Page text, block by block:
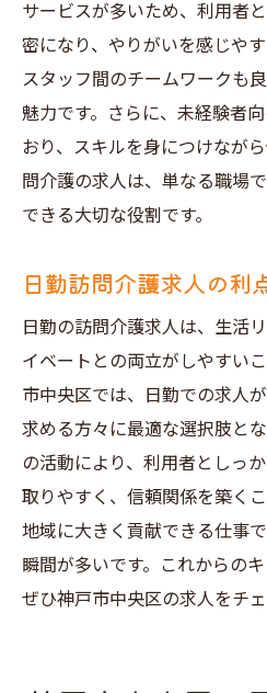
神戸市中央区での地
訪問介護の求人がも
地域の声を反映した
地域密着型の訪問介
サービスが多いため、利用者
密になり、やりがいを感じや
スタッフ間のチームワークも
魅力です。さらに、未経験者
おり、スキルを身につけなが
問介護の求人は、単なる職場
できる大切な役割です。
日勤訪問介護求人の利
日勤の訪問介護求人は、生活
イベートとの両立がしやすい
市中央区では、日勤での求人
求める方々に最適な選択肢と
の活動により、利用者としっ
取りやすく、信頼関係を築く
地域に大きく貢献できる仕事
瞬間が多いです。これからの
ぜひ神戸市中央区の求人をチ